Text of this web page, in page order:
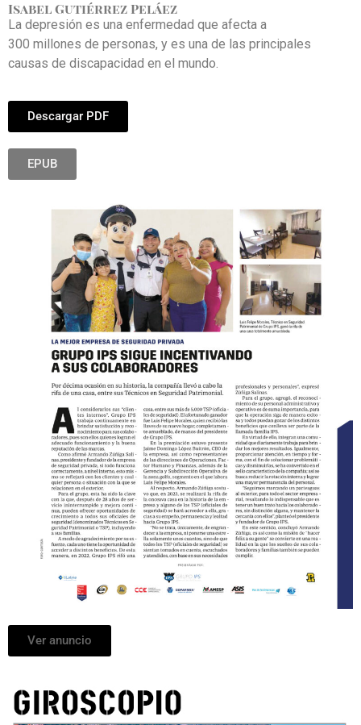
Isabel Gutiérrez Peláez
La depresión es una enfermedad que afecta a
300 millones de personas, y es una de las principales
causas de discapacidad en el mundo.
Descargar PDF
EPUB
Ver anuncio